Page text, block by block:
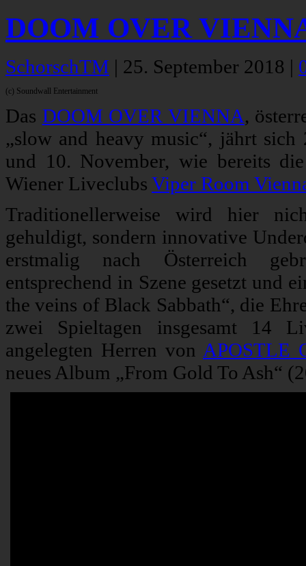
DOOM OVER
SchorschTM | 25. September 2018 |
(c) Soundwall Entertainment
Das DOOM OVER VIENNA,
„slow and heavy music“, jährt
und 10. November, wie bereits
Wiener Liveclubs Viper Room
Traditionellerweise wird hier
gehuldigt, sondern innovative
erstmalig nach Österreich
entsprechend in Szene gesetzt und
the veins of Black Sabbath“, die
zwei Spieltagen insgesamt 14
angelegten Herren von APOSTLE
neues Album „From Gold To Ash“